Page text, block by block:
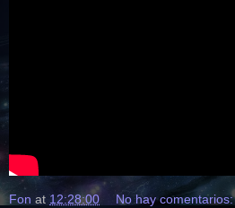
Fon at 12:28:00 No hay comentarios: